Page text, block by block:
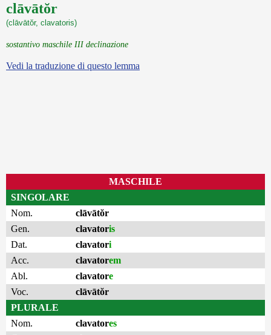
clāvātŏr
(clāvātŏr, clavatoris)
sostantivo maschile III declinazione
Vedi la traduzione di questo lemma
MASCHILE
SINGOLARE
Nom.
clāvātŏr
Gen.
clavatoris
Dat.
clavatori
Acc.
clavatorem
Abl.
clavatore
Voc.
clāvātŏr
PLURALE
Nom.
clavatores